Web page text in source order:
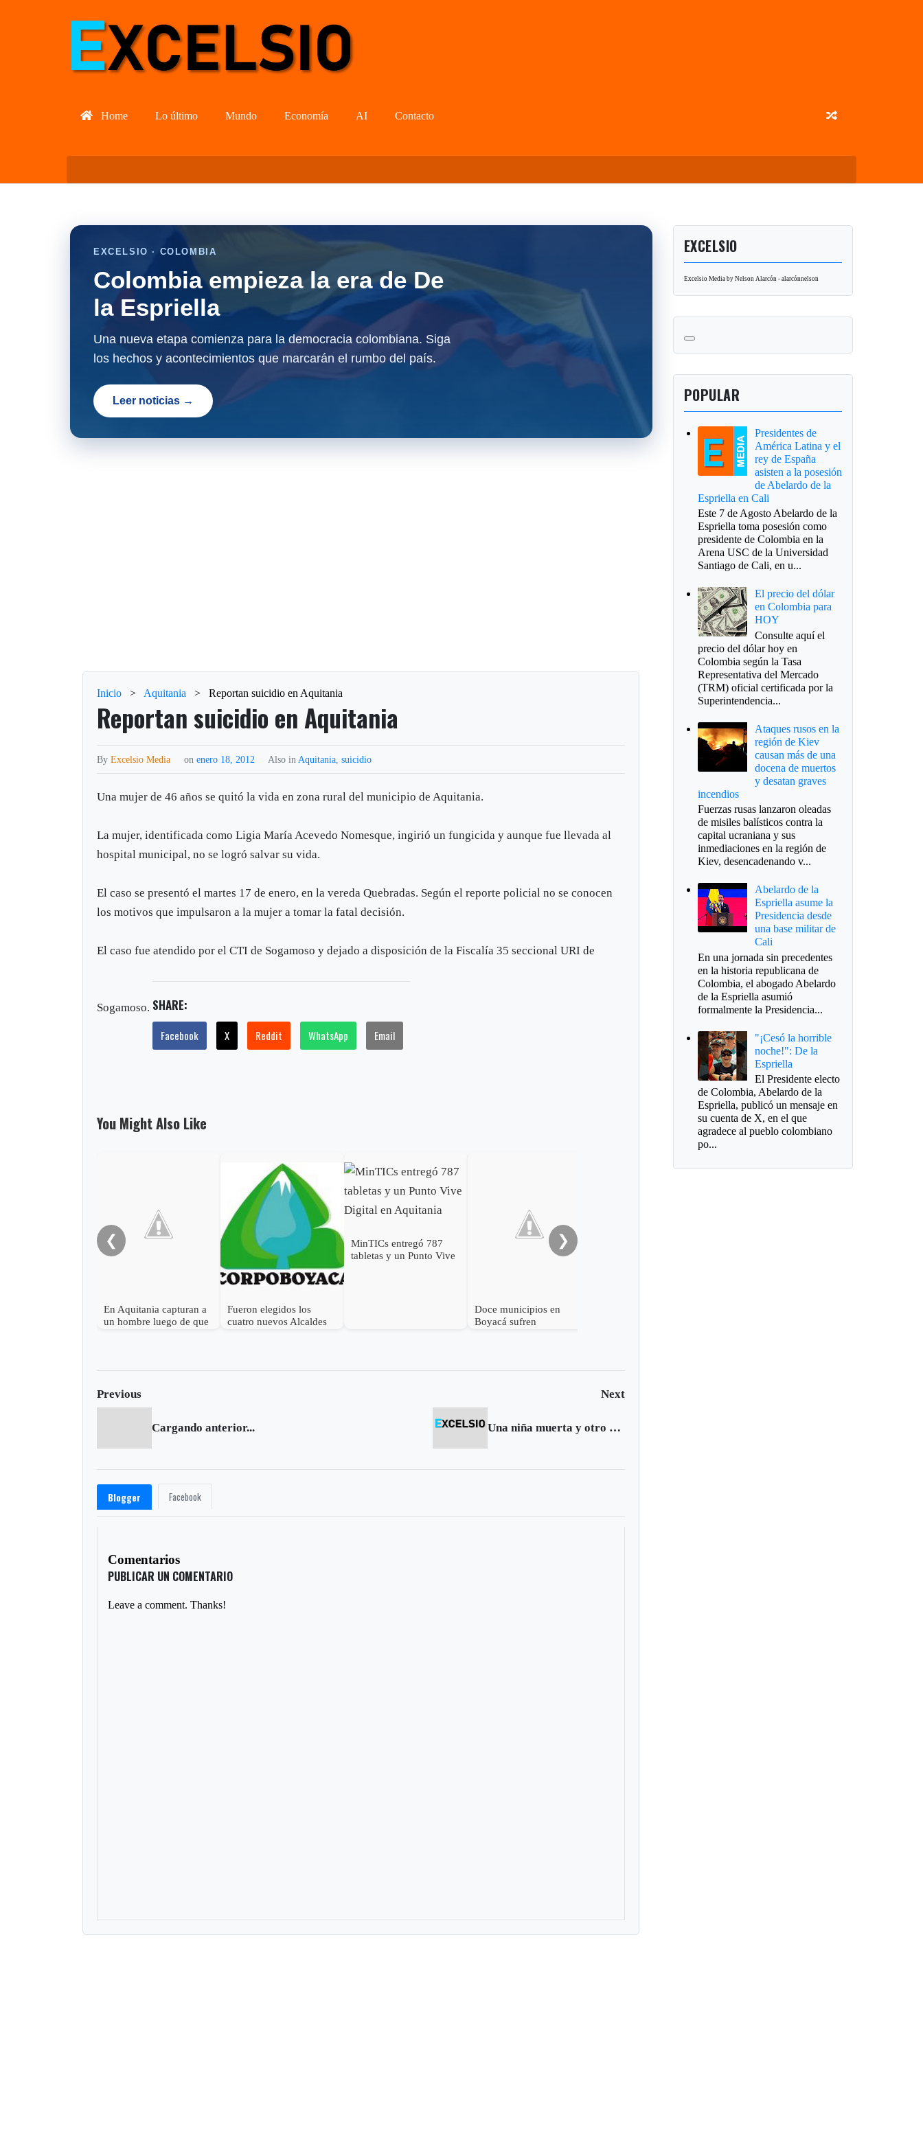
Home Lo último Mundo Economía AI Contacto
EXCELSIO · COLOMBIA
Colombia empieza la era de De
la Espriella
Una nueva etapa comienza para la democracia colombiana. Siga
los hechos y acontecimientos que marcarán el rumbo del país.
Leer noticias →
Inicio > Aquitania > Reportan suicidio en Aquitania
Reportan suicidio en Aquitania
ByExcelsio Media onenero 18, 2012 Also in Aquitania ,suicidio
Una mujer de 46 años se quitó la vida en zona rural del municipio de Aquitania.
La mujer, identificada como Ligia María Acevedo Nomesque, ingirió un fungicida y aunque fue llevada al
hospital municipal, no se logró salvar su vida.
El caso se presentó el martes 17 de enero, en la vereda Quebradas. Según el reporte policial no se conocen
los motivos que impulsaron a la mujer a tomar la fatal decisión.
El caso fue atendido por el CTI de Sogamoso y dejado a disposición de la Fiscalía 35 seccional URI de
Sogamoso. SHARE:
Facebook X Reddit WhatsApp Email
You Might Also Like
❮
En Aquitania capturan a
un hombre luego de que
Fueron elegidos los
cuatro nuevos Alcaldes
MinTICs entregó 787
tabletas y un Punto Vive
Doce municipios en
Boyacá sufren
❯
Previous Next
Cargando anterior... Una niña muerta y otro en grave estado tras caer en reservorio de agua
Blogger Facebook
Comentarios
PUBLICAR UN COMENTARIO
Leave a comment. Thanks!
EXCELSIO
Excelsio Media by Nelson Alarcón - alarcónnelson
POPULAR
Presidentes de
América Latina y el
rey de España
asisten a la posesión
de Abelardo de la
Espriella en Cali
Este 7 de Agosto Abelardo de la
Espriella toma posesión como
presidente de Colombia en la
Arena USC de la Universidad
Santiago de Cali, en u...
El precio del dólar
en Colombia para
HOY
Consulte aquí el
precio del dólar hoy en
Colombia según la Tasa
Representativa del Mercado
(TRM) oficial certificada por la
Superintendencia...
Ataques rusos en la
región de Kiev
causan más de una
docena de muertos
y desatan graves
incendios
Fuerzas rusas lanzaron oleadas
de misiles balísticos contra la
capital ucraniana y sus
inmediaciones en la región de
Kiev, desencadenando v...
Abelardo de la
Espriella asume la
Presidencia desde
una base militar de
Cali
En una jornada sin precedentes
en la historia republicana de
Colombia, el abogado Abelardo
de la Espriella asumió
formalmente la Presidencia...
"¡Cesó la horrible
noche!": De la
Espriella
El Presidente electo
de Colombia, Abelardo de la
Espriella, publicó un mensaje en
su cuenta de X, en el que
agradece al pueblo colombiano
po...